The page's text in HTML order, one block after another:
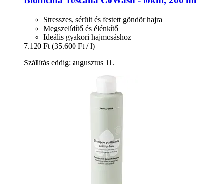
Stresszes, sérült és festett göndör hajra
Megszelídítő és élénkítő
Ideális gyakori hajmosáshoz
7.120 Ft (35.600 Ft / l)
Szállítás eddig: augusztus 11.